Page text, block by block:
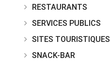
RESTAURANTS
SERVICES PUBLICS
SITES TOURISTIQUES
SNACK-BAR